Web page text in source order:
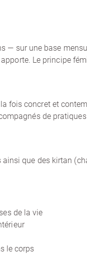
— sur une base
Le principe
fois concret et
de
que des kirtan
de la vie
le corps